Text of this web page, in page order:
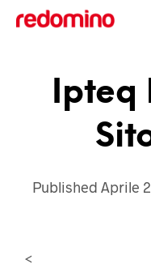
Ipteq
Published Aprile
<